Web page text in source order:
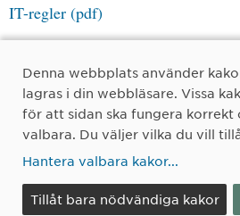
IT-regler (pdf)
Denna webbplats använder
lagras i din webbläsare. Vissa
för att sidan ska fungera korrekt
valbara. Du väljer vilka du vill
Hantera valbara kakor...
Tillåt bara nödvändiga kakor